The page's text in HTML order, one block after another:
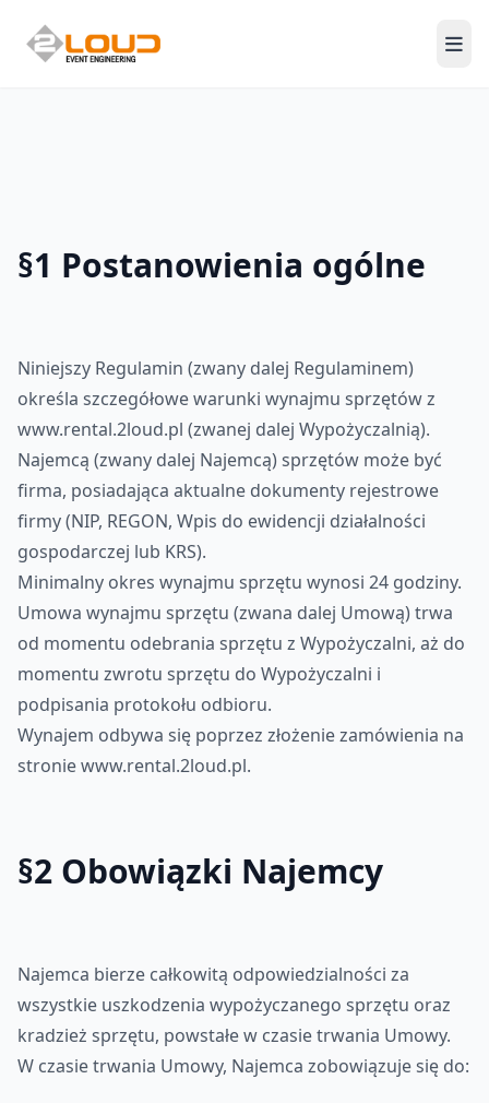
§1 Postanowienia ogólne
Niniejszy Regulamin (zwany dalej Regulaminem)
określa szczegółowe warunki wynajmu sprzętów z
www.rental.2loud.pl (zwanej dalej Wypożyczalnią).
Najemcą (zwany dalej Najemcą) sprzętów może być
firma, posiadająca aktualne dokumenty rejestrowe
firmy (NIP, REGON, Wpis do ewidencji działalności
gospodarczej lub KRS).
Minimalny okres wynajmu sprzętu wynosi 24 godziny.
Umowa wynajmu sprzętu (zwana dalej Umową) trwa
od momentu odebrania sprzętu z Wypożyczalni, aż do
momentu zwrotu sprzętu do Wypożyczalni i
podpisania protokołu odbioru.
Wynajem odbywa się poprzez złożenie zamówienia na
stronie www.rental.2loud.pl.
§2 Obowiązki Najemcy
Najemca bierze całkowitą odpowiedzialności za
wszystkie uszkodzenia wypożyczanego sprzętu oraz
kradzież sprzętu, powstałe w czasie trwania Umowy.
W czasie trwania Umowy, Najemca zobowiązuje się do: